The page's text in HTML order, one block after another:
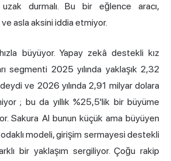
durmalı. Bu bir eğlence aracı,
ve asla aksini iddia etmiyor.
büyüyor. Yapay zekâ destekli kız
segmenti 2025 yılında yaklaşık 2,32
ve 2026 yılında 2,91 milyar dolara
; bu da yıllık %25,5'lik bir büyüme
Sakura AI bunun küçük ama büyüyen
modeli, girişim sermayesi destekli
bir yaklaşım sergiliyor. Çoğu rakip